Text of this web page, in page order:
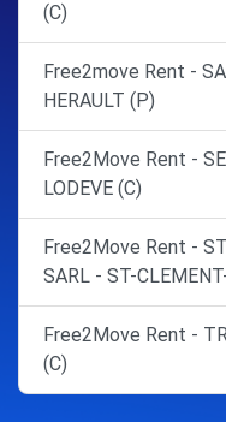
(C)
Free2move Rent -
HERAULT (P)
Free2Move Rent - SE
LODEVE (C)
Free2Move Rent -
SARL - ST-
Free2Move Rent -
(C)